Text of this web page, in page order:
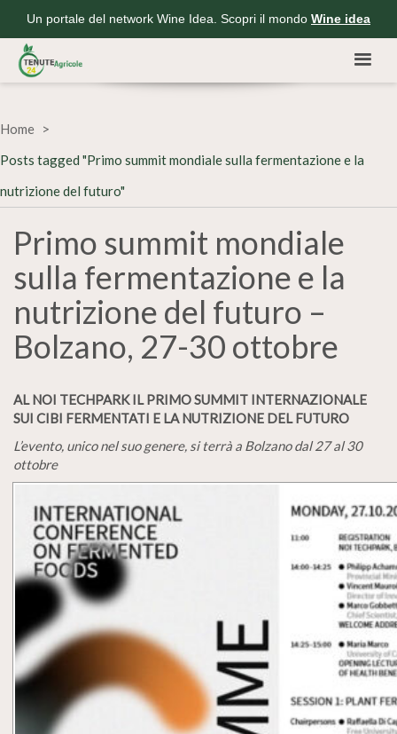
Un portale del network Wine Idea. Scopri il mondo Wine idea
Home
Posts tagged "Primo summit mondiale sulla fermentazione e la
nutrizione del futuro"
Primo summit mondiale
sulla fermentazione e la
nutrizione del futuro –
Bolzano, 27-30 ottobre
AL NOI TECHPARK IL PRIMO SUMMIT INTERNAZIONALE
SUI CIBI FERMENTATI E LA NUTRIZIONE DEL FUTURO
L’evento, unico nel suo genere, si terrà a Bolzano dal 27 al 30
ottobre